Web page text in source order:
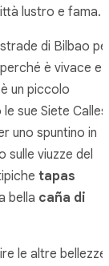
lustro e fama.
di Bilbao
è vivace e
è un piccolo
sue Siete
uno spuntino in
sulle viuzze del
tapas
bella caña di
le altre bellezze